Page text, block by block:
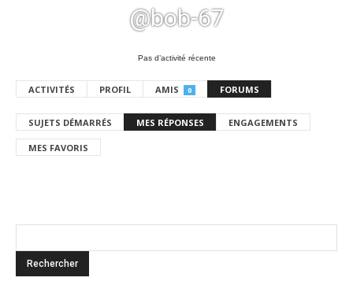
@bob-67
Pas d’activité récente
ACTIVITÉS PROFIL AMIS 0 FORUMS
SUJETS DÉMARRÉS MES RÉPONSES ENGAGEMENTS
MES FAVORIS